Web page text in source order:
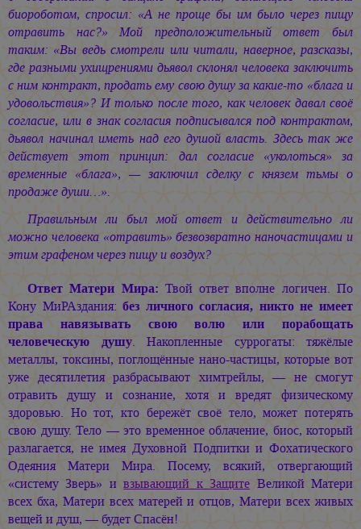
биороботом, спросил: «А не проще бы им было через пищу
отравить нас?» Мой предположительный ответ был
таким: «Вы ведь смотрели или читали, наверное, разсказы,
где разными ухищрениями дьявол склонял человека заключить
с ним контракт, продать ему свою душу за какие-то «блага и
удовольствия»? И только после того, как человек давал своё
согласие, или в знак согласия подписывался под контрактом,
дьявол начинал иметь над его душой власть. Здесь так же
действует этот принцип: дал согласие «уколоться» за
временные «блага», — заключил сделку с князем тьмы о
продаже души…».
Правильным ли был мой ответ и действительно ли
можно человека «отравить» безвозвратно наночастицами и
этим графеном через пищу и воздух?
Ответ Матери Мира: Твой ответ вполне логичен. По
Кону МиРАздания:без личного согласия, никто не имеет
права навязывать свою волю или порабощать
человеческую душу. Накопленные суррогаты: тяжёлые
металлы, токсины, поглощённые нано-частицы, которые вот
уже десятилетия разбрасывают химтрейлы, — не смогут
отравить душу и сознание, хотя и вредят физическому
здоровью. Но тот, кто бережёт своё тело, может потерять
свою душу. Тело — это временное облачение, биос, который
разлагается, не имея Духовной Подпитки и Фохатического
Одеяния Матери Мира. Посему, всякий, отвергающий
«систему Зверь» ивзывающий к Защите Великой Матери
всех бха, Матери всех матерей и отцов, Матери всех живых
вещей и душ, — будет Спасён!